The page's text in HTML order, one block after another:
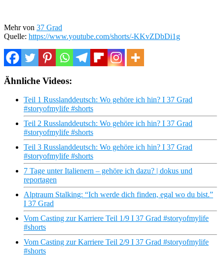
Mehr von 37 Grad
Quelle: https://www.youtube.com/shorts/-KKvZDbDi1g
Ähnliche Videos:
Teil 1 Russlanddeutsch: Wo gehöre ich hin? I 37 Grad
#storyofmylife #shorts
Teil 2 Russlanddeutsch: Wo gehöre ich hin? I 37 Grad
#storyofmylife #shorts
Teil 3 Russlanddeutsch: Wo gehöre ich hin? I 37 Grad
#storyofmylife #shorts
7 Tage unter Italienern – gehöre ich dazu? | dokus und
reportagen
Alptraum Stalking: “Ich werde dich finden, egal wo du bist.”
I 37 Grad
Vom Casting zur Karriere Teil 1/9 I 37 Grad #storyofmylife
#shorts
Vom Casting zur Karriere Teil 2/9 I 37 Grad #storyofmylife
#shorts